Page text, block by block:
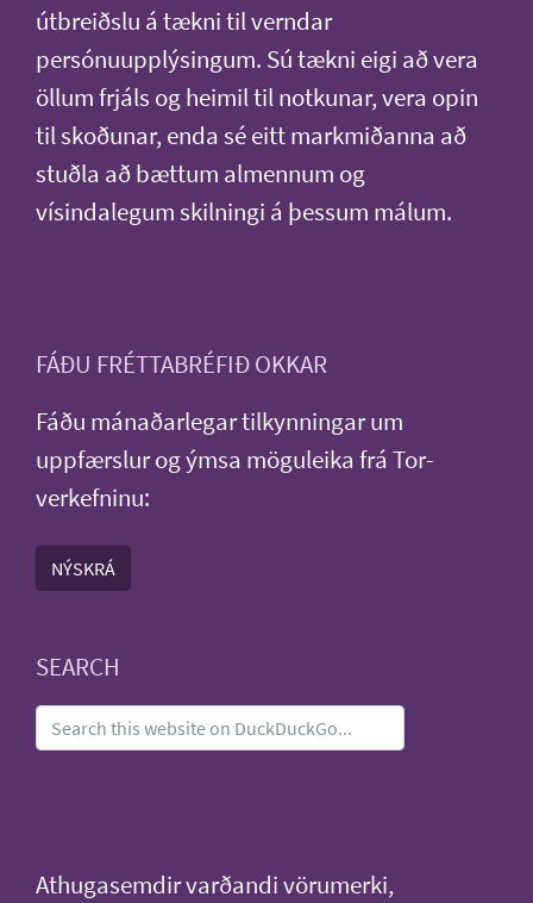
útbreiðslu á tækni til verndar
persónuupplýsingum. Sú tækni eigi að vera
öllum frjáls og heimil til notkunar, vera opin
til skoðunar, enda sé eitt markmiðanna að
stuðla að bættum almennum og
vísindalegum skilningi á þessum málum.
FÁÐU FRÉTTABRÉFIÐ OKKAR
Fáðu mánaðarlegar tilkynningar um
uppfærslur og ýmsa möguleika frá Tor-
verkefninu:
NÝSKRÁ
SEARCH
Athugasemdir varðandi vörumerki,